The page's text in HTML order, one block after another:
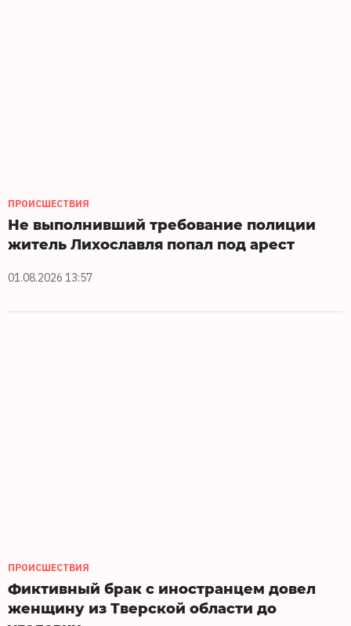
ПРОИСШЕСТВИЯ
Не выполнивший требование полиции
житель Лихославля попал под арест
01.08.2026 13:57
ПРОИСШЕСТВИЯ
Фиктивный брак с иностранцем довел
женщину из Тверской области до